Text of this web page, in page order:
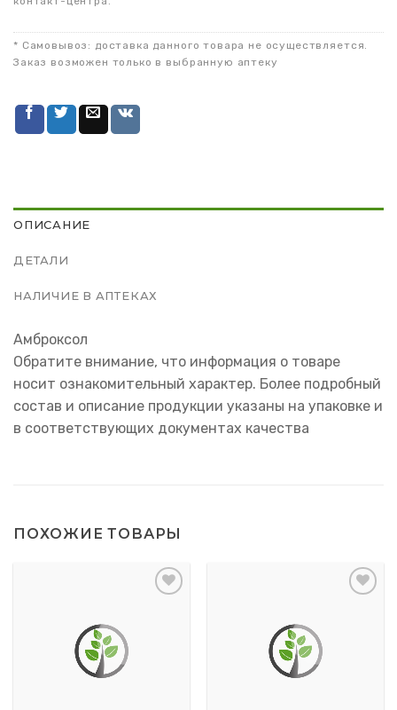
* Самовывоз: доставка данного товара не осуществляется.
Заказ возможен только в выбранную аптеку
ОПИСАНИЕ
ДЕТАЛИ
НАЛИЧИЕ В АПТЕКАХ
Амброксол
Обратите внимание, что информация о товаре
носит ознакомительный характер. Более подробный
состав и описание продукции указаны на упаковке и
в соответствующих документах качества
ПОХОЖИЕ ТОВАРЫ